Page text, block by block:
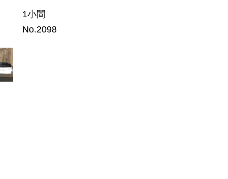
1小間
No.2098